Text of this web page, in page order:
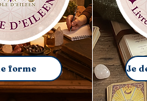
forme